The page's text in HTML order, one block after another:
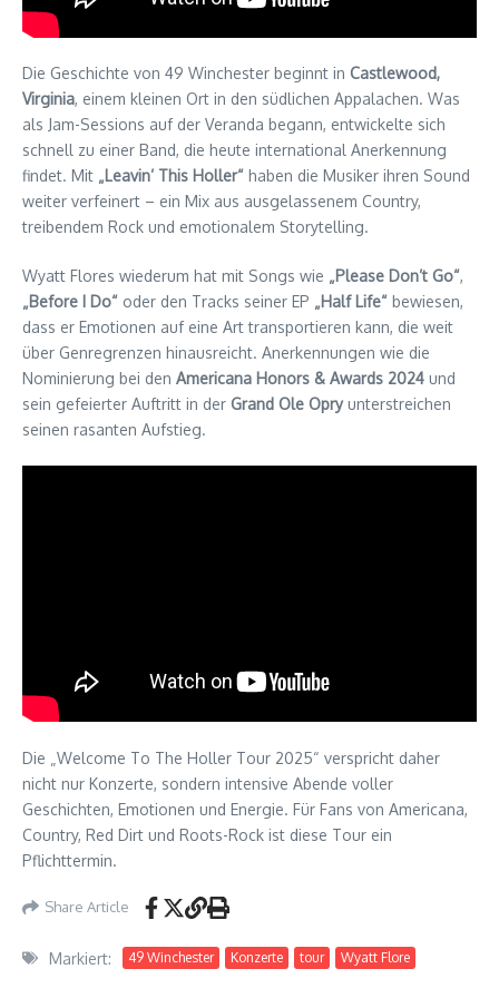
Die Geschichte von 49 Winchester beginnt in Castlewood,
Virginia, einem kleinen Ort in den südlichen Appalachen. Was
als Jam-Sessions auf der Veranda begann, entwickelte sich
schnell zu einer Band, die heute international Anerkennung
findet. Mit „Leavin’ This Holler“ haben die Musiker ihren Sound
weiter verfeinert – ein Mix aus ausgelassenem Country,
treibendem Rock und emotionalem Storytelling.
Wyatt Flores wiederum hat mit Songs wie „Please Don’t Go“,
„Before I Do“ oder den Tracks seiner EP „Half Life“ bewiesen,
dass er Emotionen auf eine Art transportieren kann, die weit
über Genregrenzen hinausreicht. Anerkennungen wie die
Nominierung bei den Americana Honors & Awards 2024 und
sein gefeierter Auftritt in der Grand Ole Opryunterstreichen
seinen rasanten Aufstieg.
Die „Welcome To The Holler Tour 2025“ verspricht daher
nicht nur Konzerte, sondern intensive Abende voller
Geschichten, Emotionen und Energie. Für Fans von Americana,
Country, Red Dirt und Roots-Rock ist diese Tour ein
Pflichttermin.
Share Article
Markiert: 49 Winchester Konzerte tour Wyatt Flore